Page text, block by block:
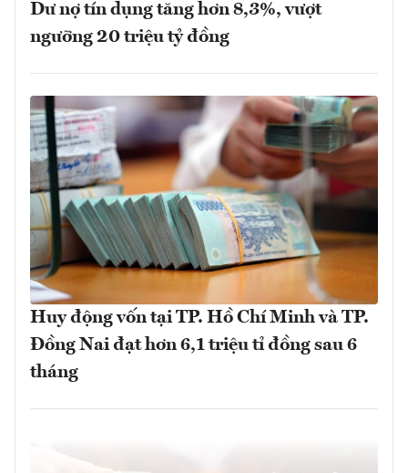
Dư nợ tín dụng tăng hơn 8,3%, vượt
ngưỡng 20 triệu tỷ đồng
Huy động vốn tại TP. Hồ Chí Minh và TP.
Đồng Nai đạt hơn 6,1 triệu tỉ đồng sau 6
tháng